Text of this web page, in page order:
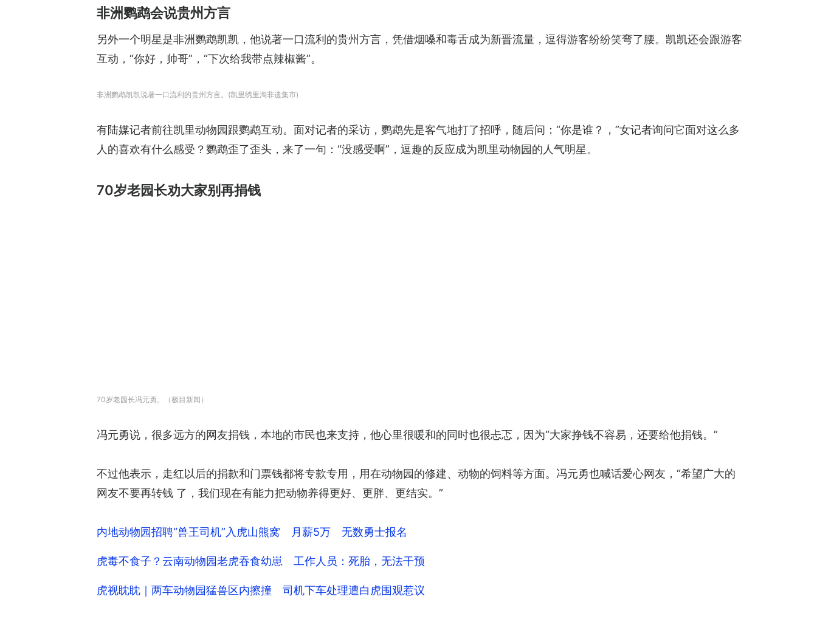
非洲鹦鹉会说贵州方言
另外一个明星是非洲鹦鹉凯凯，他说著一口流利的贵州方言，凭借烟嗓和毒舌成为新晋流量，逗得游客纷纷笑弯了腰。凯凯还会跟游客
互动，“你好，帅哥”，“下次给我带点辣椒酱”。
非洲鹦鹉凯凯说著一口流利的贵州方言。(凯里绣里淘非遗集市)
有陆媒记者前往凯里动物园跟鹦鹉互动。面对记者的采访，鹦鹉先是客气地打了招呼，随后问：“你是谁？，”女记者询问它面对这么多
人的喜欢有什么感受？鹦鹉歪了歪头，来了一句：“没感受啊”，逗趣的反应成为凯里动物园的人气明星。
70岁老园长劝大家别再捐钱
70岁老园长冯元勇。（极目新闻）
冯元勇说，很多远方的网友捐钱，本地的市民也来支持，他心里很暖和的同时也很忐忑，因为“大家挣钱不容易，还要给他捐钱。”
不过他表示，走红以后的捐款和门票钱都将专款专用，用在动物园的修建、动物的饲料等方面。冯元勇也喊话爱心网友，“希望广大的
网友不要再转钱 了，我们现在有能力把动物养得更好、更胖、更结实。”
内地动物园招聘“兽王司机”入虎山熊窝 月薪5万 无数勇士报名
虎毒不食子？云南动物园老虎吞食幼崽 工作人员：死胎，无法干预
虎视眈眈｜两车动物园猛兽区内擦撞 司机下车处理遭白虎围观惹议